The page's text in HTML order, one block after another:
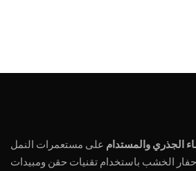
الجذري والمستدام على مستعمرات النمل
الخشب باستخدام تقنيات حقن ومبيدات